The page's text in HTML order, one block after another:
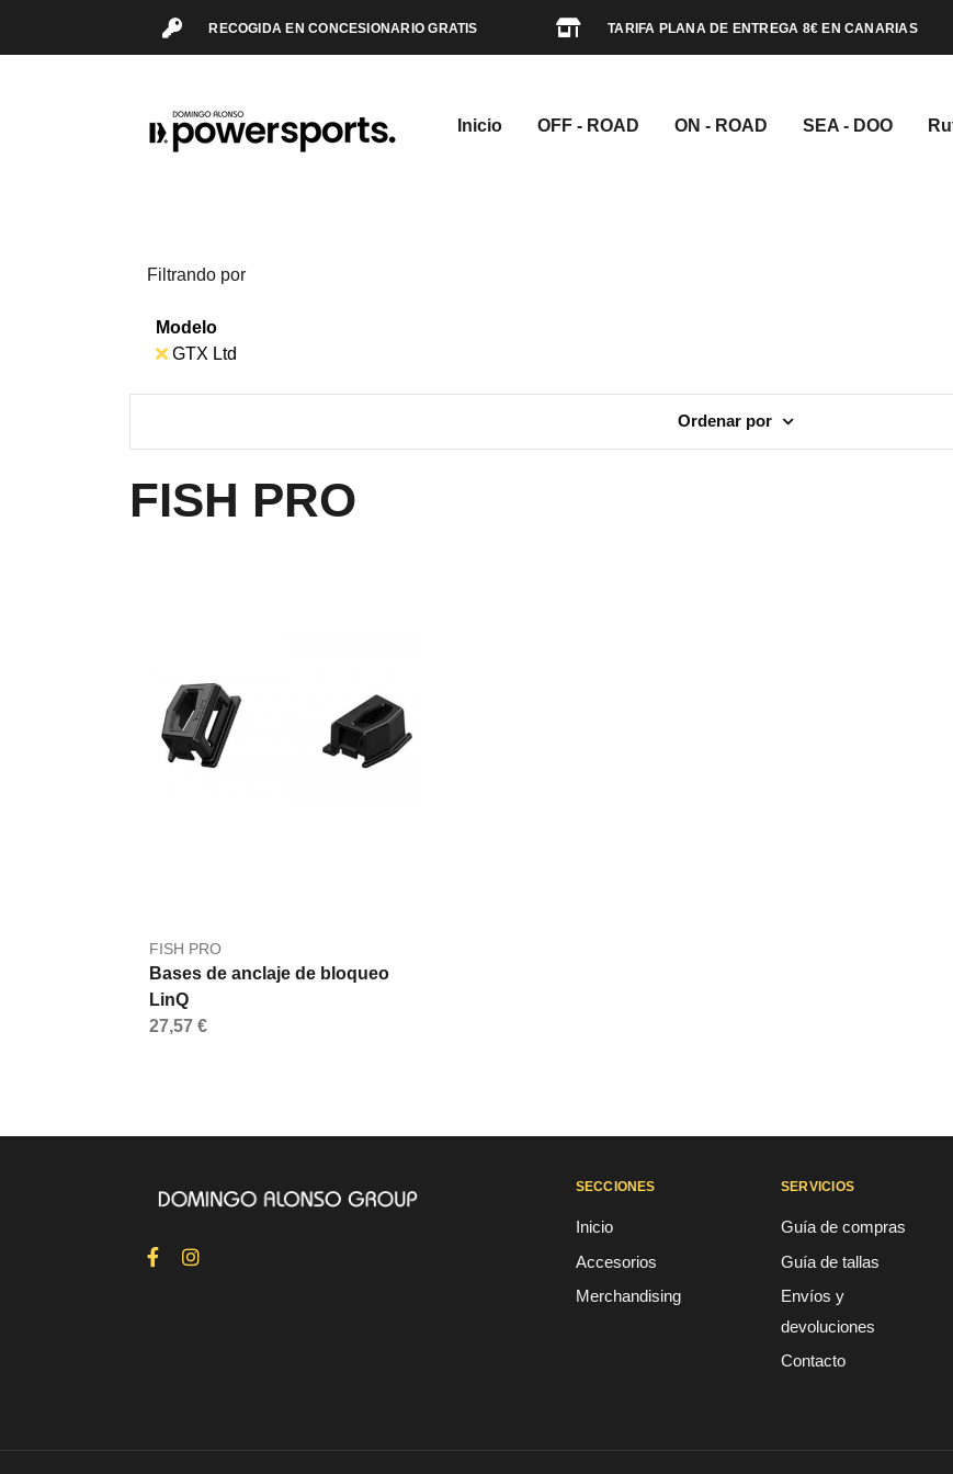
RECOGIDA EN CONCESIONARIO GRATIS TARIFA PLANA DE ENTREGA 8€ EN CANARIAS
Inicio OFF - ROAD ON - ROAD SEA - DOO
Filtrando por
Modelo
GTX Ltd
Ordenar por
FISH PRO
FISH PRO
Bases de anclaje de bloqueo
LinQ
27,57 €
SECCIONES
Inicio
Accesorios
Merchandising
SERVICIOS
Guía de compras
Guía de tallas
Envíos y
devoluciones
Contacto